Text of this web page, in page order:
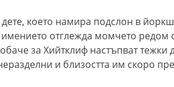
което намира подслон в
отглежда момчето редом
за Хийтклиф настъпват тежки
и близостта им скоро